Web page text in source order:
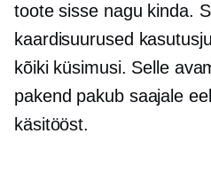
toote sisse nagu kinda.
kaardisuurused
kõiki küsimusi. Selle
pakend pakub saajale
käsitööst.